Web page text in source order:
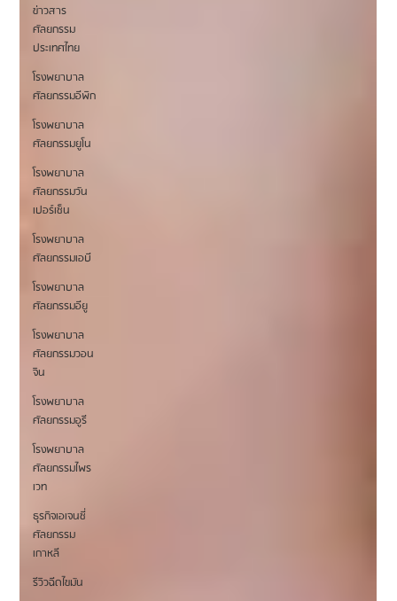
ข่าวสาร
ศัลยกรรม
ประเทศไทย
โรงพยาบาล
ศัลยกรรมอีพิก
โรงพยาบาล
ศัลยกรรมยูโน
โรงพยาบาล
ศัลยกรรมวัน
เปอร์เซ็น
โรงพยาบาล
ศัลยกรรมเอบี
โรงพยาบาล
ศัลยกรรมอียู
โรงพยาบาล
ศัลยกรรมวอน
จิน
โรงพยาบาล
ศัลยกรรมอูรี
โรงพยาบาล
ศัลยกรรมไพร
เวท
ธุรกิจเอเจนซี่
ศัลยกรรม
เกาหลี
รีวิวฉีดไขมัน